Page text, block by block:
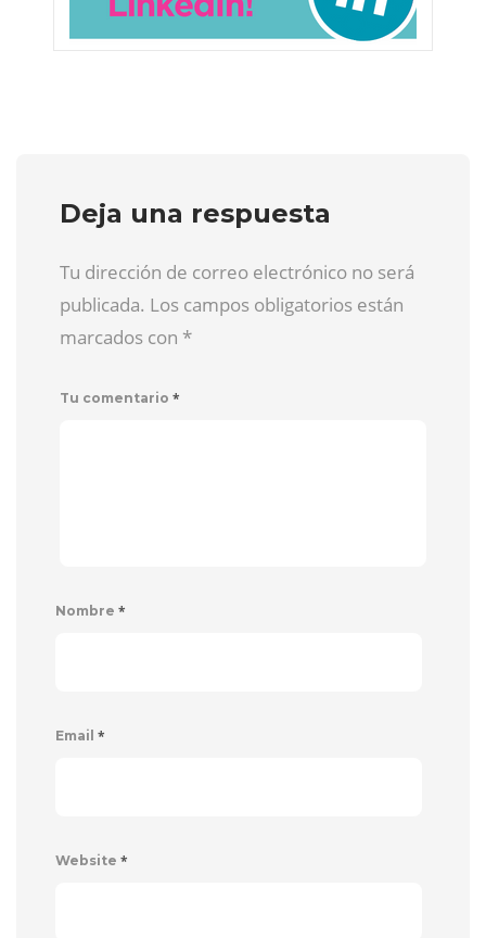
Deja una respuesta
Tu dirección de correo electrónico no será
publicada. Los campos obligatorios están
marcados con *
Tu comentario *
Nombre *
Email *
Website *